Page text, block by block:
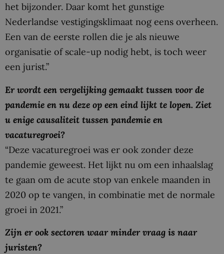
het bijzonder. Daar komt het gunstige
Nederlandse vestigingsklimaat nog eens overheen.
Een van de eerste rollen die je als nieuwe
organisatie of scale-up nodig hebt, is toch weer
een jurist.”
Er wordt een vergelijking gemaakt tussen voor de
pandemie en nu deze op een eind lijkt te lopen. Ziet
u enige causaliteit tussen pandemie en
vacaturegroei?
“Deze vacaturegroei was er ook zonder deze
pandemie geweest. Het lijkt nu om een inhaalslag
te gaan om de acute stop van enkele maanden in
2020 op te vangen, in combinatie met de normale
groei in 2021.”
Zijn er ook sectoren waar minder vraag is naar
juristen?